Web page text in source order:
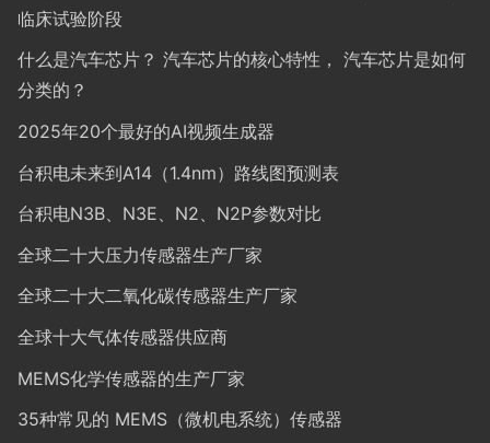
临床试验阶段
什么是汽车芯片？ 汽车芯片的核心特性， 汽车芯片是如何
分类的？
2025年20个最好的AI视频生成器
台积电未来到A14（1.4nm）路线图预测表
台积电N3B、N3E、N2、N2P参数对比
全球二十大压力传感器生产厂家
全球二十大二氧化碳传感器生产厂家
全球十大气体传感器供应商
MEMS化学传感器的生产厂家
35种常见的 MEMS（微机电系统）传感器